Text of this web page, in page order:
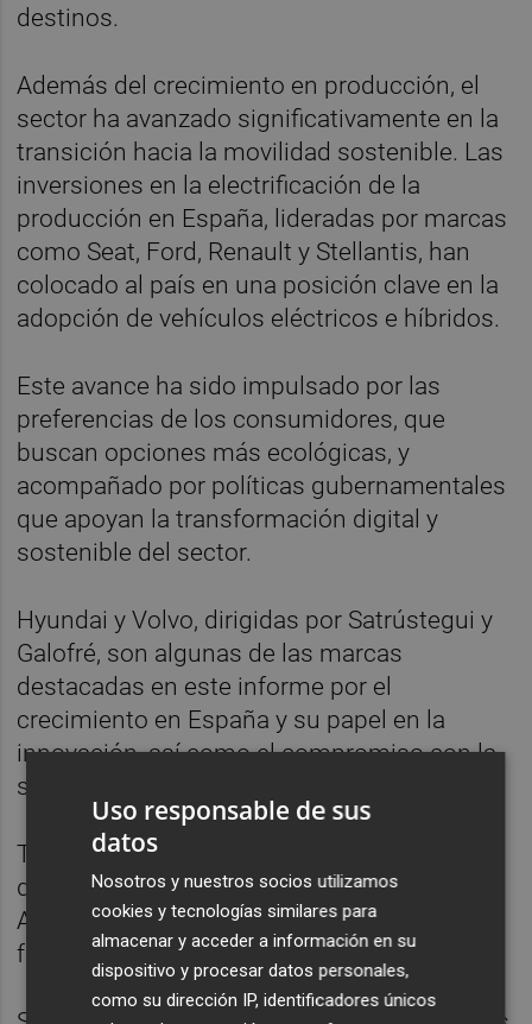
destinos.
Además del crecimiento en producción, el
sector ha avanzado significativamente en la
transición hacia la movilidad sostenible. Las
inversiones en la electrificación de la
producción en España, lideradas por marcas
como Seat, Ford, Renault y Stellantis, han
colocado al país en una posición clave en la
adopción de vehículos eléctricos e híbridos.
Este avance ha sido impulsado por las
preferencias de los consumidores, que
buscan opciones más ecológicas, y
acompañado por políticas gubernamentales
que apoyan la transformación digital y
sostenible del sector.
Hyundai y Volvo, dirigidas por Satrústegui y
Galofré, son algunas de las marcas
destacadas en este informe por el
crecimiento en España y su papel en la
innovación, así como el compromiso con la
sostenibilidad.
También empresas como las proveedoras
de componentes, entre las que destacan
Antolín, con Ernesto y Helena Antolín al
frente, o Gestamp, dirigida por Riberas.
Uso responsable de sus
datos
Nosotros y nuestros socios utilizamos
cookies y tecnologías similares para
almacenar y acceder a información en su
dispositivo y procesar datos personales,
como su dirección IP, identificadores únicos